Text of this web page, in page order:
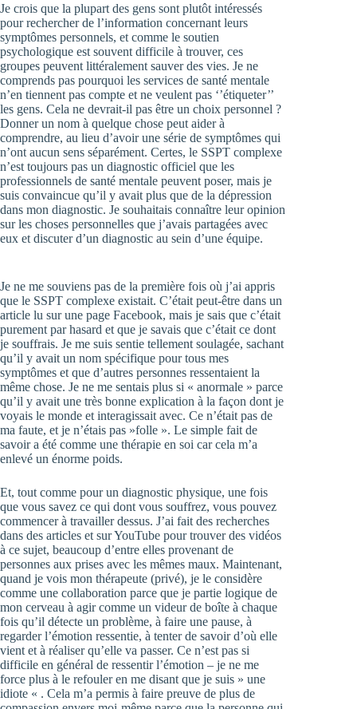
Je crois que la plupart des gens sont plutôt intéressés
pour rechercher de l’information concernant leurs
symptômes personnels, et comme le soutien
psychologique est souvent difficile à trouver, ces
groupes peuvent littéralement sauver des vies. Je ne
comprends pas pourquoi les services de santé mentale
n’en tiennent pas compte et ne veulent pas ‘’étiqueter’’
les gens. Cela ne devrait-il pas être un choix personnel ?
Donner un nom à quelque chose peut aider à
comprendre, au lieu d’avoir une série de symptômes qui
n’ont aucun sens séparément. Certes, le SSPT complexe
n’est toujours pas un diagnostic officiel que les
professionnels de santé mentale peuvent poser, mais je
suis convaincue qu’il y avait plus que de la dépression
dans mon diagnostic. Je souhaitais connaître leur opinion
sur les choses personnelles que j’avais partagées avec
eux et discuter d’un diagnostic au sein d’une équipe.
Je ne me souviens pas de la première fois où j’ai appris
que le SSPT complexe existait. C’était peut-être dans un
article lu sur une page Facebook, mais je sais que c’était
purement par hasard et que je savais que c’était ce dont
je souffrais. Je me suis sentie tellement soulagée, sachant
qu’il y avait un nom spécifique pour tous mes
symptômes et que d’autres personnes ressentaient la
même chose. Je ne me sentais plus si « anormale » parce
qu’il y avait une très bonne explication à la façon dont je
voyais le monde et interagissait avec. Ce n’était pas de
ma faute, et je n’étais pas »folle ». Le simple fait de
savoir a été comme une thérapie en soi car cela m’a
enlevé un énorme poids.
Et, tout comme pour un diagnostic physique, une fois
que vous savez ce qui dont vous souffrez, vous pouvez
commencer à travailler dessus. J’ai fait des recherches
dans des articles et sur YouTube pour trouver des vidéos
à ce sujet, beaucoup d’entre elles provenant de
personnes aux prises avec les mêmes maux. Maintenant,
quand je vois mon thérapeute (privé), je le considère
comme une collaboration parce que je partie logique de
mon cerveau à agir comme un videur de boîte à chaque
fois qu’il détecte un problème, à faire une pause, à
regarder l’émotion ressentie, à tenter de savoir d’où elle
vient et à réaliser qu’elle va passer. Ce n’est pas si
difficile en général de ressentir l’émotion – je ne me
force plus à le refouler en me disant que je suis » une
idiote « . Cela m’a permis à faire preuve de plus de